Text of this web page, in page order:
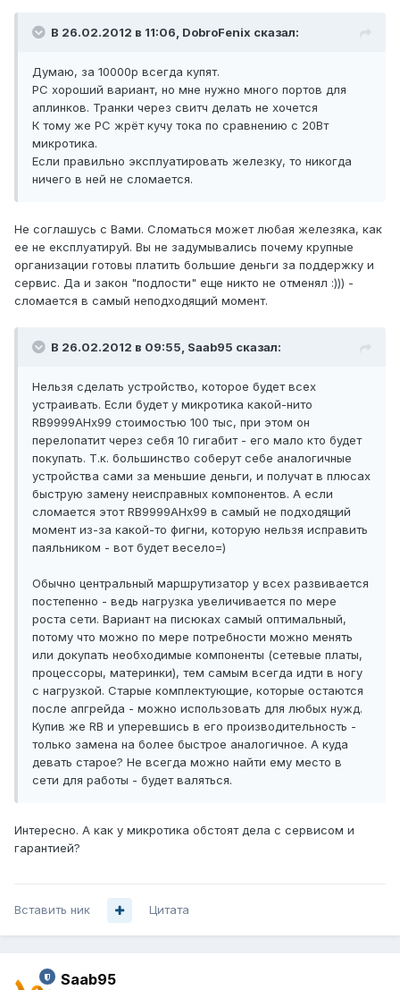
В 26.02.2012 в 11:06, DobroFenix сказал:
Думаю, за 10000р всегда купят.
PC хороший вариант, но мне нужно много портов для
аплинков. Транки через свитч делать не хочется
К тому же PC жрёт кучу тока по сравнению с 20Вт
микротика.
Если правильно эксплуатировать железку, то никогда
ничего в ней не сломается.
Не соглашусь с Вами. Сломаться может любая железяка, как
ее не експлуатируй. Вы не задумывались почему крупные
организации готовы платить большие деньги за поддержку и
сервис. Да и закон "подлости" еще никто не отменял :))) -
сломается в самый неподходящий момент.
В 26.02.2012 в 09:55, Saab95 сказал:
Нельзя сделать устройство, которое будет всех
устраивать. Если будет у микротика какой-нито
RB9999AHx99 стоимостью 100 тыс, при этом он
перелопатит через себя 10 гигабит - его мало кто будет
покупать. Т.к. большинство соберут себе аналогичные
устройства сами за меньшие деньги, и получат в плюсах
быструю замену неисправных компонентов. А если
сломается этот RB9999AHx99 в самый не подходящий
момент из-за какой-то фигни, которую нельзя исправить
паяльником - вот будет весело=)
Обычно центральный маршрутизатор у всех развивается
постепенно - ведь нагрузка увеличивается по мере
роста сети. Вариант на писюках самый оптимальный,
потому что можно по мере потребности можно менять
или докупать необходимые компоненты (сетевые платы,
процессоры, материнки), тем самым всегда идти в ногу
с нагрузкой. Старые комплектующие, которые остаются
после апгрейда - можно использовать для любых нужд.
Купив же RB и уперевшись в его производительность -
только замена на более быстрое аналогичное. А куда
девать старое? Не всегда можно найти ему место в
сети для работы - будет валяться.
Интересно. А как у микротика обстоят дела с сервисом и
гарантией?
Вставить ник Цитата
Saab95